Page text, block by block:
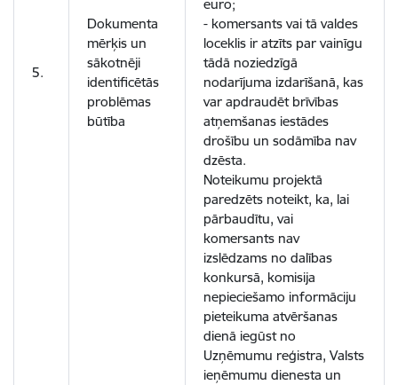
5.
Dokumenta
mērķis un
sākotnēji
identificētās
problēmas
būtība
euro;
- komersants vai tā valdes
loceklis ir atzīts par vainīgu
tādā noziedzīgā
nodarījuma izdarīšanā, kas
var apdraudēt brīvības
atņemšanas iestādes
drošību un sodāmība nav
dzēsta.
Noteikumu projektā
paredzēts noteikt, ka, lai
pārbaudītu, vai
komersants nav
izslēdzams no dalības
konkursā, komisija
nepieciešamo informāciju
pieteikuma atvēršanas
dienā iegūst no
Uzņēmumu reģistra, Valsts
ieņēmumu dienesta un